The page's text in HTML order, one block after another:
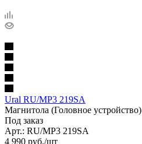
Ural RU/MP3 219SA
Магнитола (Головное устройство)
Под заказ
Арт.: RU/MP3 219SA
4 990 руб./шт